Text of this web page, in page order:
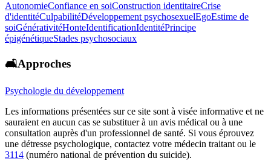
AutonomieConfiance en soiConstruction identitaireCrise
d'identitéCulpabilitéDéveloppement psychosexuelEgoEstime de
soiGénérativitéHonteIdentificationIdentitéPrincipe
épigénétiqueStades psychosociaux
🛋️Approches
Psychologie du développement
Les informations présentées sur ce site sont à visée informative et ne
sauraient en aucun cas se substituer à un avis médical ou à une
consultation auprès d'un professionnel de santé. Si vous éprouvez
une détresse psychologique, contactez votre médecin traitant ou le
3114 (numéro national de prévention du suicide).